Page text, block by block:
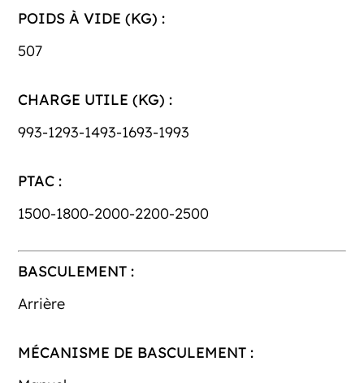
POIDS À VIDE (KG) :
507
CHARGE UTILE (KG) :
993-1293-1493-1693-1993
PTAC :
1500-1800-2000-2200-2500
BASCULEMENT :
Arrière
MÉCANISME DE BASCULEMENT :